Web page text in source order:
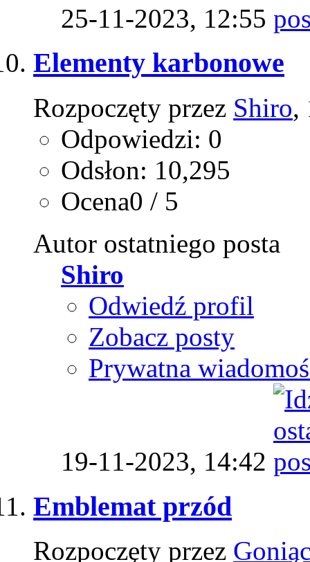
25-11-2023, 12:55
Elementy karbonowe
Rozpoczęty przez Shiro,
Odpowiedzi: 0
Odsłon: 10,295
Ocena0 / 5
Autor ostatniego posta
Shiro
Odwiedź profil
Zobacz posty
Prywatna
19-11-2023, 14:42
Emblemat przód
Rozpoczęty przez